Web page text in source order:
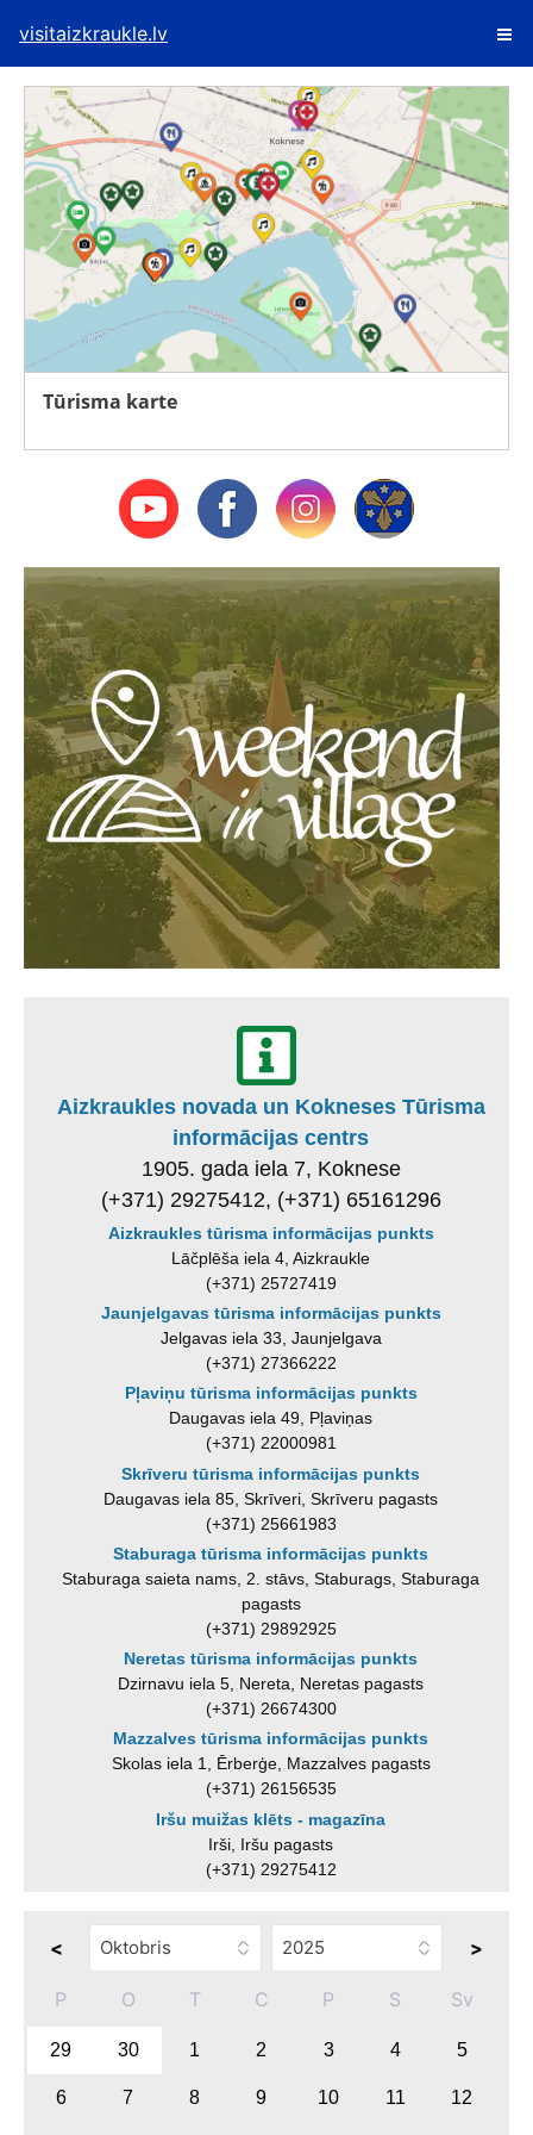
visitaizkraukle.lv
Tūrisma karte
Aizkraukles novada un Kokneses Tūrisma
informācijas centrs
1905. gada iela 7, Koknese
(+371) 29275412, (+371) 65161296
Aizkraukles tūrisma informācijas punkts
Lāčplēša iela 4, Aizkraukle
(+371) 25727419
Jaunjelgavas tūrisma informācijas punkts
Jelgavas iela 33, Jaunjelgava
(+371) 27366222
Pļaviņu tūrisma informācijas punkts
Daugavas iela 49, Pļaviņas
(+371) 22000981
Skrīveru tūrisma informācijas punkts
Daugavas iela 85, Skrīveri, Skrīveru pagasts
(+371) 25661983
Staburaga tūrisma informācijas punkts
Staburaga saieta nams, 2. stāvs, Staburags, Staburaga
pagasts
(+371) 29892925
Neretas tūrisma informācijas punkts
Dzirnavu iela 5, Nereta, Neretas pagasts
(+371) 26674300
Mazzalves tūrisma informācijas punkts
Skolas iela 1, Ērberģe, Mazzalves pagasts
(+371) 26156535
Iršu muižas klēts - magazīna
Irši, Iršu pagasts
(+371) 29275412
< >
P O T C P S Sv
29 30 1 2 3 4 5
6 7 8 9 10 11 12